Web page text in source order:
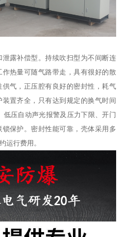
露补偿型。持续吹扫型为不间断连
热量可随气路带走，具有很好的散
气，正压腔有良好的密封性，耗气
置齐全，只有达到规定的换气时间
低压自动声光报警及压力下限、开门
保护。密封性能可靠，壳体采用多
运行费用。